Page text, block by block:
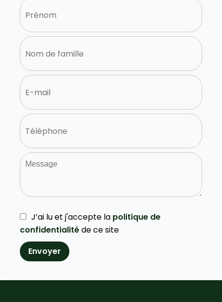
J’ai lu et j'accepte la politique de
confidentialitéde ce site
Envoyer